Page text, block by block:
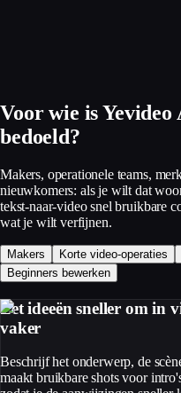
Voor wie is
bedoeld?
Makers, operationele teams,
nieuwkomers: als je wilt dat
tekst-naar-video snel bruikbare
wat je wilt verfijnen.
Makers Korte video-operaties
Beginners bewerken
Zet ideeën sneller om in
vaker
Beschrijf het onderwerp, de
maakt bruikbare shots voor